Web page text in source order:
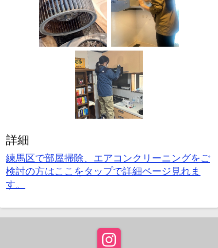
詳細
練馬区で部屋掃除、エアコンクリーニングをご
検討の方はここをタップで詳細ページ見れま
す。